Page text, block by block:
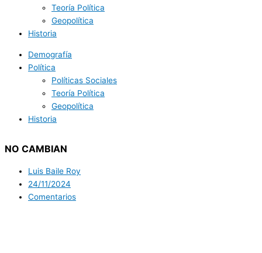
Teoría Política
Geopolítica
Historia
Demografía
Política
Políticas Sociales
Teoría Política
Geopolítica
Historia
NO CAMBIAN
Luis Baile Roy
24/11/2024
Comentarios